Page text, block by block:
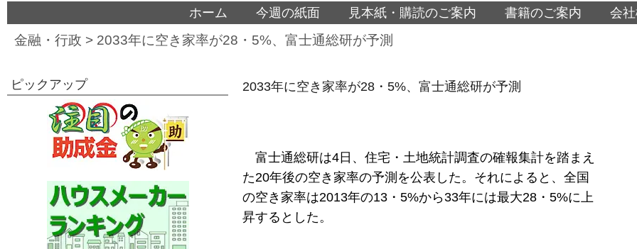
ホーム 今週の紙面 見本紙・購読のご案内 書籍のご案内 会
金融・行政 > 2033年に空き家率が28・5%、富士通総研が予測
2033年に空き家率が28・5%、富士通総研が予測
富士通総研は4日、住宅・土地統計調査の確報集計を踏まえ
た20年後の空き家率の予測を公表した。それによると、全国
の空き家率は2013年の13・5%から33年には最大28・5%に上
昇するとした。
ピックアップ